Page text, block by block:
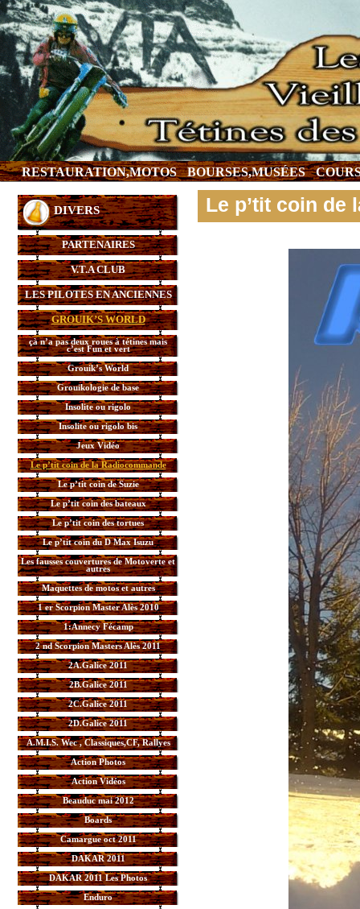
RESTAURATION,MOTOS BOURSES,MUSÉES
DIVERS
PARTENAIRES
V.T.A CLUB
LES PILOTES EN ANCIENNES
GROUIK’S WORLD
çà n’a pas deux roues à tétines mais
c’est Fun et vert
Grouik’s World
Grouikologie de base
Insolite ou rigolo
Insolite ou rigolo bis
Jeux Vidéo
Le p’tit coin de la Radiocommande
Le p’tit coin de Suzie
Le p’tit coin des bateaux
Le p’tit coin des tortues
Le p’tit coin du D Max Isuzu
Les fausses couvertures de Motoverte et
autres
Maquettes de motos et autres
1 er Scorpion Master Alès 2010
1:Annecy Fécamp
2 nd Scorpion Masters Alès 2011
2A.Galice 2011
2B.Galice 2011
2C.Galice 2011
2D.Galice 2011
A.M.I.S. Wec , Classiques,CF, Rallyes
Action Photos
Action Vidéos
Beauduc mai 2012
Boards
Camargue oct 2011
DAKAR 2011
DAKAR 2011 Les Photos
Enduro
Le p’tit coin de